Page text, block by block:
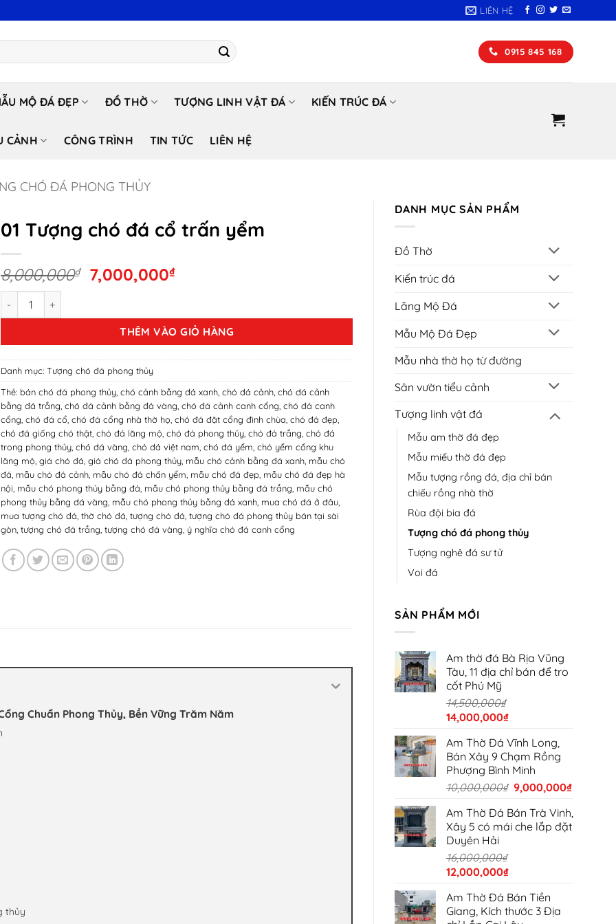
LIÊN HỆ
0915 845 168
MỘ ĐÁ ĐẸP ĐỒ THỜ TƯỢNG LINH VẬT ĐÁ KIẾN TRÚC ĐÁ
CẢNH CÔNG TRÌNH TIN TỨC LIÊN HỆ
CHÓ ĐÁ PHONG THỦY
DANH MỤC SẢN PHẨM
Đồ Thờ
Kiến trúc đá
Lăng Mộ Đá
Mẫu Mộ Đá Đẹp
Mẫu nhà thờ họ từ đường
Sân vườn tiểu cảnh
Tượng linh vật đá
Mẫu am thờ đá đẹp
Mẫu miếu thờ đá đẹp
Mẫu tượng rồng đá, địa chỉ bán
chiếu rồng nhà thờ
Rùa đội bia đá
Tượng chó đá phong thủy
Tượng nghê đá sư tử
Voi đá
SẢN PHẨM MỚI
Am thờ đá Bà Rịa Vũng
Tàu, 11 địa chỉ bán để tro
cốt Phú Mỹ
14,500,000₫
Giá
là:
14,500,000₫.
14,000,000₫Giá
tại
là:
14,000,000₫.
Am Thờ Đá Vĩnh Long,
Bán Xây 9 Chạm Rồng
Phượng Bình Minh
10,000,000₫ Giá
là:
10,000,000₫.
9,000,000₫Giá
tại
là:
Am Thờ Đá Bán Trà Vinh,
Xây 5 có mái che lắp đặt
Duyên Hải
16,000,000₫
Giá
là:
16,000,000₫.
12,000,000₫Giá
tại
là:
Am Thờ Đá Bán Tiền
Giang, Kích thước 3 Địa
01 Tượng chó đá cổ trấn yểm
8,000,000₫
Giá
gốc
8,000,000₫.
7,000,000₫Giá
là:
7,000,000₫.
01 Tượng chó đá cổ trấn yểm số lượng
THÊM VÀO GIỎ HÀNG
Danh mục:Tượng chó đá phong thủy
Thẻ: bán chó đá phong thủy ,chó cảnh bằng đá xanh ,chó đá cảnh ,chó đá cảnh
bằng đá trắng ,chó đá cảnh bằng đá vàng ,chó đá cảnh canh cổng ,chó đá canh
cổng ,chó đá cổ ,chó đá cổng nhà thờ họ ,chó đá đặt cổng đình chùa ,chó đá đẹp
chó đá giống chó thật ,chó đá lăng mộ ,chó đá phong thủy ,chó đá trắng ,chó đá
trong phong thủy ,chó đá vàng ,chó đá việt nam ,chó đá yểm ,chó yểm cổng khu
lăng mộ ,giá chó đá ,giá chó đá phong thủy mẫu chó cảnh bằng đá xanh mẫu chó
đá mẫu chó đá cảnh mẫu chó đá chấn yểm mẫu chó đá đẹp mẫu chó đá đẹp hà
nội mẫu chó phong thủy bằng đá mẫu chó phong thủy bằng đá trắng mẫu chó
phong thủy bằng đá vàng mẫu chó phong thủy bằng đá xanh mua chó đá ở đâu
mua tượng chó đá ,thờ chó đá ,tượng chó đá ,tượng chó đá phong thủy bán tại sài
gòn ,tượng chó đá trắng ,tượng chó đá vàng ý nghĩa chó đá canh cổng
Chuẩn Phong Thủy, Bền Vững Trăm Năm
thủy